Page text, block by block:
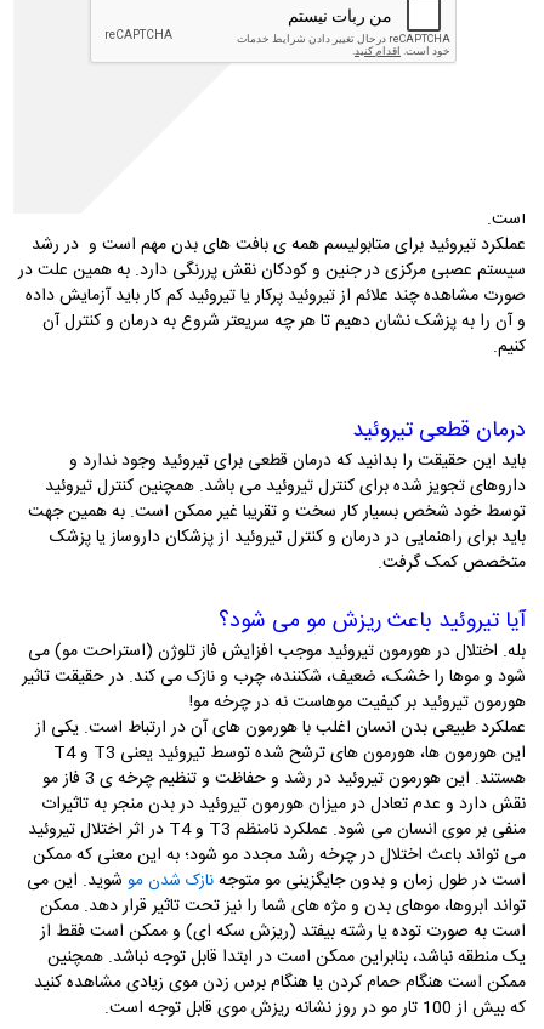
علت ایجاد مشکل در تیروئید، وجود عواملی مانند تغییر میزان ید در بدن
افراد است. وقتی فرد دچار کمبود یا افزایش بیش از حد ید در بدن می شود،
میزان تولید هورمون تیروئید از حالت تعادل خارج شده و اختلالاتی مثل
است.
عملکرد تیروئید برای متابولیسم همه ی بافت های بدن مهم است و در رشد
سیستم عصبی مرکزی در جنین و کودکان نقش پررنگی دارد. به همین علت در
صورت مشاهده چند علائم از تیروئید پرکار یا تیروئید کم کار باید آزمایش داده
و آن را به پزشک نشان دهیم تا هر چه سریعتر شروع به درمان و کنترل آن
کنیم.
درمان قطعی تیروئید
باید این حقیقت را بدانید که درمان قطعی برای تیروئید وجود ندارد و
داروهای تجویز شده برای کنترل تیروئید می باشد. همچنین کنترل تیروئید
توسط خود شخص بسیار کار سخت و تقریبا غیر ممکن است. به همین جهت
باید برای راهنمایی در درمان و کنترل تیروئید از پزشکان داروساز یا پزشک
متخصص کمک گرفت.
آیا تیروئید باعث ریزش مو می شود؟
بله. اختلال در هورمون تیروئید موجب افزایش فاز تلوژن (استراحت مو) می
شود و موها را خشک، ضعیف، شکننده، چرب ونازکمی کند. در حقیقت تاثیر
هورمون تیروئید بر کیفیت موهاست نه در چرخه مو!
عملکرد طبیعی بدن انسان اغلب با هورمون های آن در ارتباط است. یکی از
هستند. این هورمون تیروئید در رشد و حفاظت و تنظیم چرخه ی 3 فاز مو
نقش دارد و عدم تعادل در میزان هورمون تیروئید در بدن منجر به تاثیرات
منفی بر موی انسان می شود.
عملکرد نامنظم T3 و T4 در اثر اختلال تیروئید
می تواند باعث اختلال در چرخه رشد مجدد مو شود؛ به این معنی که ممکن
است در طول زمان و بدون جایگزینی مو متوجهنازک شدن مو شوید. این می
تواند ابروها، موهای بدن و مژه های شما را نیز تحت تاثیر قرار دهد. ممکن
است به صورت توده یا رشته بیفتد (ریزش سکه ای) و ممکن است فقط از
یک منطقه نباشد، بنابراین ممکن است در ابتدا قابل توجه نباشد. همچنین
ممکن است هنگام حمام کردن یا هنگام برس زدن موی زیادی مشاهده کنید
که بیش از 100 تار مو در روز نشانه ریزش موی قابل توجه است.